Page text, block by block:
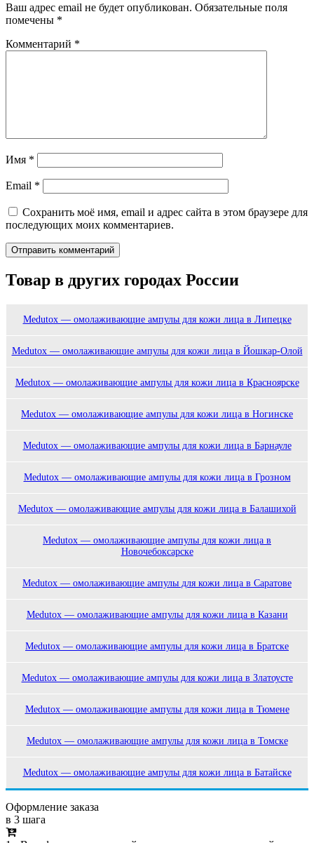
Ваш адрес email не будет опубликован. Обязательные поля
помечены *
Комментарий *
Имя *
Email *
Сохранить моё имя, email и адрес сайта в этом браузере для
последующих моих комментариев.
Товар в других городах России
Medutox — омолаживающие ампулы для кожи лица в Липецке
Medutox — омолаживающие ампулы для кожи лица в Йошкар-Олой
Medutox — омолаживающие ампулы для кожи лица в Красноярске
Medutox — омолаживающие ампулы для кожи лица в Ногинске
Medutox — омолаживающие ампулы для кожи лица в Барнауле
Medutox — омолаживающие ампулы для кожи лица в Грозном
Medutox — омолаживающие ампулы для кожи лица в Балашихой
Medutox — омолаживающие ампулы для кожи лица в
Новочебоксарске
Medutox — омолаживающие ампулы для кожи лица в Саратове
Medutox — омолаживающие ампулы для кожи лица в Казани
Medutox — омолаживающие ампулы для кожи лица в Братске
Medutox — омолаживающие ампулы для кожи лица в Златоусте
Medutox — омолаживающие ампулы для кожи лица в Тюмене
Medutox — омолаживающие ампулы для кожи лица в Томске
Medutox — омолаживающие ампулы для кожи лица в Батайске
Оформление заказа
в 3 шага